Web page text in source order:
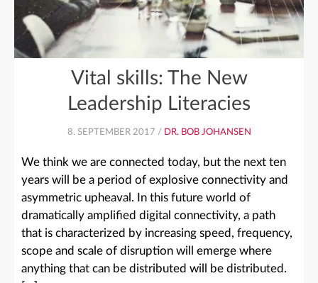
Vital skills: The New
Leadership Literacies
8. SEPTEMBER 2017 / DR. BOB JOHANSEN
We think we are connected today, but the next ten
years will be a period of explosive connectivity and
asymmetric upheaval. In this future world of
dramatically amplified digital connectivity, a path
that is characterized by increasing speed, frequency,
scope and scale of disruption will emerge where
anything that can be distributed will be distributed.